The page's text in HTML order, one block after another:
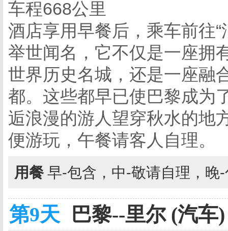
车程668公里
酒店享用早餐后，乘车前往
举世闻名，它不仅是一座拥
世界历史名城，还是一座融
都。这些都早已使巴黎成为
逅浪漫的游人望穿秋水的地
便游玩，午餐请客人自理。
用餐 早-包含，中-敬请自理，晚
第9天 巴黎--里尔 (汽车)